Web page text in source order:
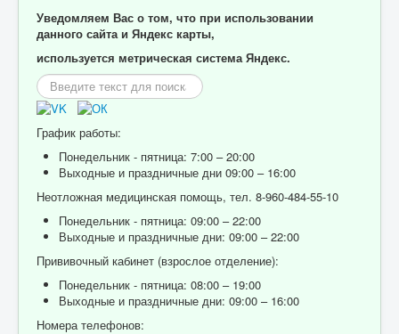
Уведомляем Вас о том, что при использовании
данного сайта и Яндекс карты,
используется метрическая система Яндекс.
Искать...
График работы:
Понедельник - пятница: 7:00 – 20:00
Выходные и праздничные дни 09:00 – 16:00
Неотложная медицинская помощь, тел. 8-960-484-55-10
Понедельник - пятница: 09:00 – 22:00
Выходные и праздничные дни: 09:00 – 22:00
Прививочный кабинет (взрослое отделение):
Понедельник - пятница: 08:00 – 19:00
Выходные и праздничные дни: 09:00 – 16:00
Номера телефонов: